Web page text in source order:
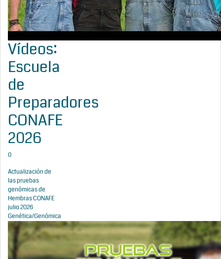
Vídeos:
Escuela
de
Preparadores
CONAFE
2026
0
Actualización de
las pruebas
genómicas de
Hembras CONAFE
julio 2026
Genética/Genómica